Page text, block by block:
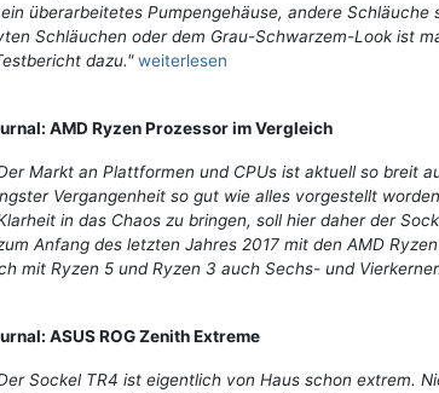
überarbeitetes Pumpengehäuse, andere
Schläuchen oder dem Grau-Schwarzem-Look ist
dazu." weiterlesen
AMD Ryzen Prozessor im Vergleich
Markt an Plattformen und CPUs ist aktuell so breit
Vergangenheit so gut wie alles vorgestellt
in das Chaos zu bringen, soll hier daher der
Anfang des letzten Jahres 2017 mit den AMD
mit Ryzen 5 und Ryzen 3 auch Sechs- und
ASUS ROG Zenith Extreme
Sockel TR4 ist eigentlich von Haus schon extrem.